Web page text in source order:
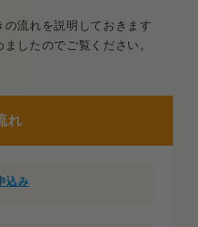
流れを説明しておきます
したのでご覧ください。
れ
込み